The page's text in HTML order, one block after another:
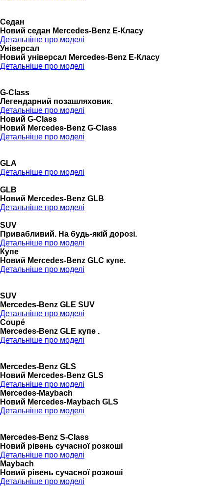
Седан
Новий седан Mercedes-Benz Е-Класу
Детальніше про моделі
Універсал
Новий універсал Mercedes-Benz E-Класу
Детальніше про моделі
G-Class
Легендарний позашляховик.
Детальніше про моделі
Новий G-Class
Новий Mercedes-Benz G-Class
Детальніше про моделі
GLA
Детальніше про моделі
GLB
Новий Mercedes-Benz GLB
Детальніше про моделі
SUV
Привабливий. На будь-якій дорозі.
Детальніше про моделі
Купе
Новий Mercedes-Benz GLС купе.
Детальніше про моделі
SUV
Mercedes-Benz GLE SUV
Детальніше про моделі
Coupé
Mercedes-Benz GLE купе .
Детальніше про моделі
Mercedes-Benz GLS
Новий Mercedes-Benz GLS
Детальніше про моделі
Mercedes-Maybach
Новий Mercedes-Maybach GLS
Детальніше про моделі
Mercedes-Benz S-Class
Новий рівень сучасної розкоші
Детальніше про моделі
Maybach
Новий рівень сучасної розкоші
Детальніше про моделі